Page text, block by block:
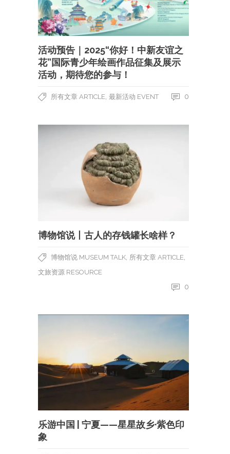
活动预告｜2025“你好！中新友谊之
花”国际青少年绘画作品征集及展示
活动，期待您的参与！
所有文章 ARTICLE, 最新活动 EVENT 0
博物馆说丨古人的存钱罐长啥样？
博物馆说 MUSEUM TALK 所有文章 ARTICLE
文旅资源 RESOURCE
0
乐游中国 | 宁夏——星星故乡·紫色印
象